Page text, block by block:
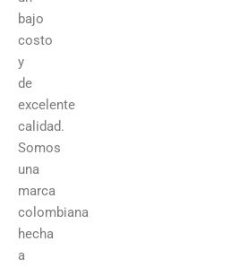
bajo
costo
y
de
excelente
calidad.
Somos
una
marca
colombiana
hecha
a